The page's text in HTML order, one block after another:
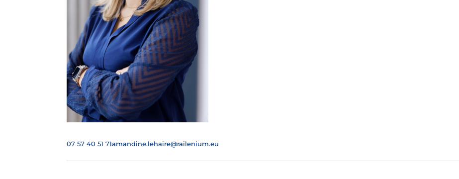
07 57 40 51 71amandine.lehaire@railenium.eu